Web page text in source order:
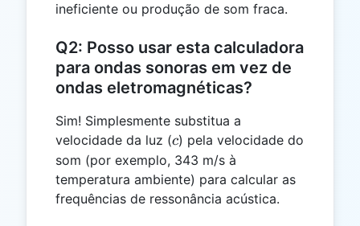
ineficiente ou produção de som fraca.
Q2: Posso usar esta calculadora
para ondas sonoras em vez de
ondas eletromagnéticas?
Sim! Simplesmente substitua a
velocidade da luz (c
c) pela velocidade do
som (por exemplo, 343 m/s à
temperatura ambiente) para calcular as
frequências de ressonância acústica.